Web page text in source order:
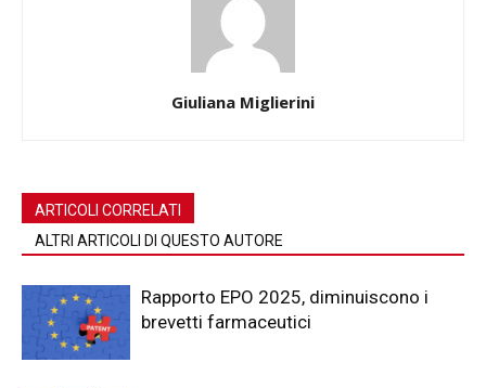
Giuliana Miglierini
ARTICOLI CORRELATI
ALTRI ARTICOLI DI QUESTO AUTORE
Rapporto EPO 2025, diminuiscono i
brevetti farmaceutici